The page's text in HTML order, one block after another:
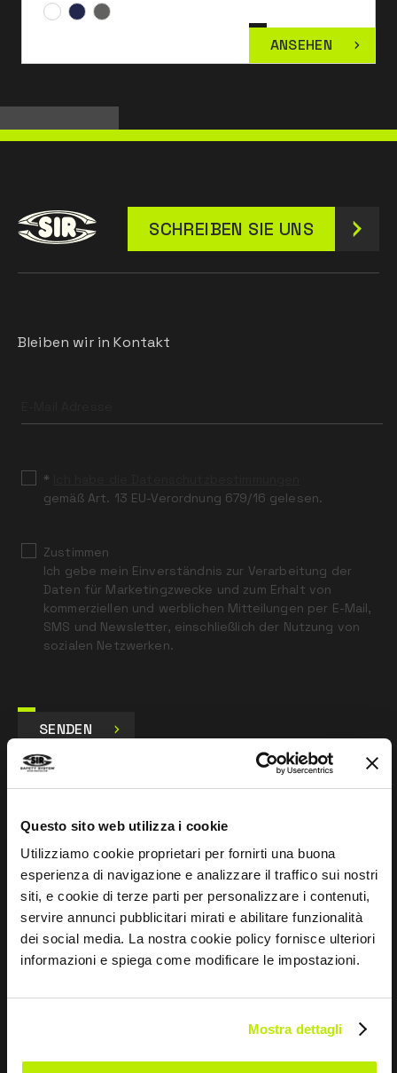
Questo sito web utilizza i cookie
Utilizziamo cookie proprietari per fornirti una buona
esperienza di navigazione e analizzare il traffico sui nostri
siti, e cookie di terze parti per personalizzare i contenuti,
servire annunci pubblicitari mirati e abilitare funzionalità
dei social media. La nostra cookie policy fornisce ulteriori
informazioni e spiega come modificare le impostazioni.
Mostra dettagli
ANSEHEN
SCHREIBEN SIE UNS
Bleiben wir in Kontakt
field
*
gemäß Art. 13 EU-Verordnung 679/16 gelesen.
Zustimmen
Ich gebe mein Einverständnis zur Verarbeitung der
Daten für Marketingzwecke und zum Erhalt von
kommerziellen und werblichen Mitteilungen per E-Mail,
SMS und Newsletter, einschließlich der Nutzung von
sozialen Netzwerken.
SENDEN
UNTERNEHMEN
Über uns
Vertriebsnetz
Forschung und entwicklung
Sportgeist